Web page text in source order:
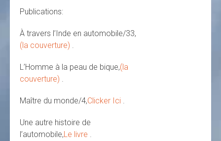
Publications:
À travers l’Inde en automobile/33,
(la couverture) .
L’Homme à la peau de bique,(la
couverture) .
Maître du monde/4,Clicker Ici .
Une autre histoire de
l’automobile,Le livre .